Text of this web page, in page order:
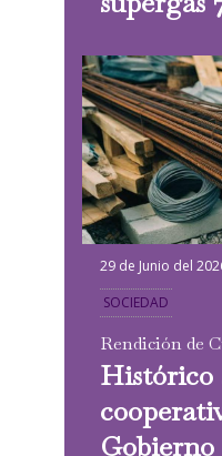
29 de Junio del
SOCIEDAD
Rendición de
Histórico